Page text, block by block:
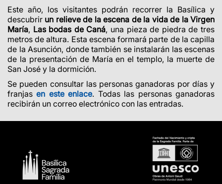
Este año, los visitantes podrán recorrer la Basílica y
descubrir un relieve de la escena de la vida de la Virgen
María, Las bodas de Caná, una pieza de piedra de tres
metros de altura. Esta escena formará parte de la capilla
de la Asunción, donde también se instalarán las escenas
de la presentación de María en el templo, la muerte de
San José y la dormición.
Se pueden consultar las personas ganadoras por días y
franjasen este enlace. Todas las personas ganadoras
recibirán un correo electrónico con las entradas.